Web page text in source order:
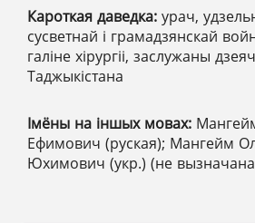
Кароткая даведка: урач,
сусветнай і грамадзянскай
галіне хірургіі, заслужаны
Таджыкістана
Імёны на іншых мовах:
Ефимович (руская); Мангейм
Юхимович (укр.) (не